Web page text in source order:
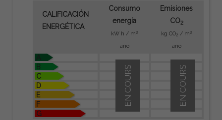
CALIFICACIÓN
ENERGÉTICA
Consumo
energía
kW h / m 2
año
Emisiones
CO2
kg CO2 / m 2
año
A
B
C
D
E
F
G
EN COURS
EN COURS